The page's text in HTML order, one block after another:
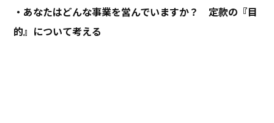
・あなたはどんな事業を営んでいますか？ 定款の『目
的』について考える